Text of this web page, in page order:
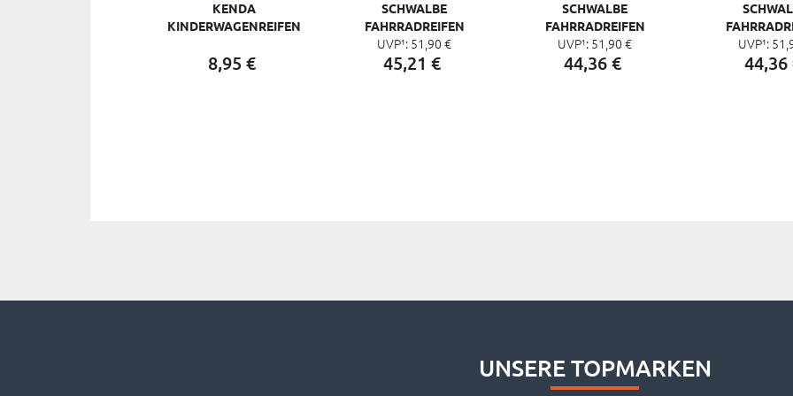
KENDA
KINDERWAGENREIFEN
8,95 €
SCHWALBE
FAHRRADREIFEN
MARATHON E-PLUS
SMART DUALGUARD E-50,
UVP¹: 51, 90 €
45,21 €
SCHWALBE
FAHRRADREIFEN
MARATHON E-PLUS
SMART DUALGUARD E-50,
UVP¹: 51, 90 €
44,36€
MARATHON
SMART
UVP¹: 51,
44,36
UNSERE TOPMARKEN